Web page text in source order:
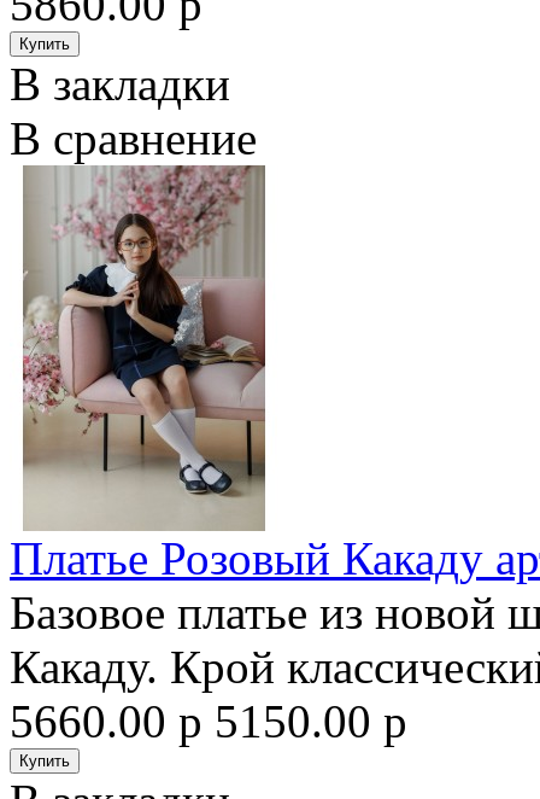
В закладки
В сравнение
Платье Розовый Какаду
Базовое платье из новой
Какаду. Крой
5660.00 р 5150.00 р